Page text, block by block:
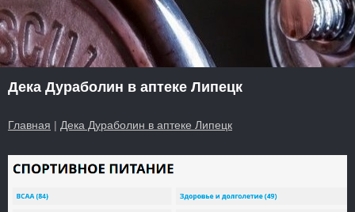
Дека Дураболин в аптеке Липецк
Главная | Дека Дураболин в аптеке Липецк